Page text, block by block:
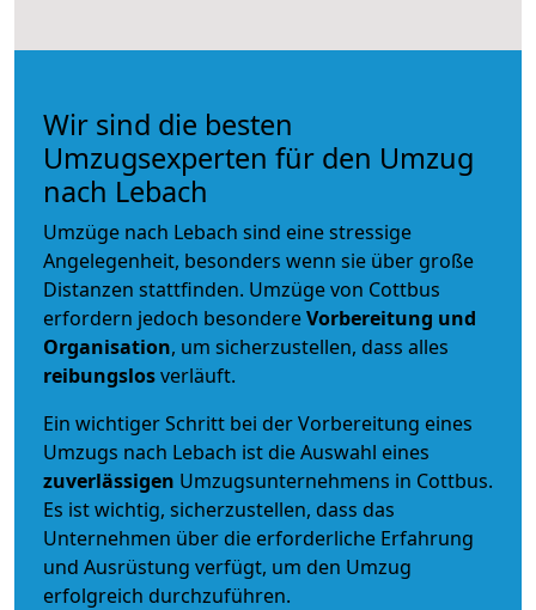
Wir sind die besten
Umzugsexperten für den Umzug
nach Lebach
Umzüge nach Lebach sind eine stressige
Angelegenheit, besonders wenn sie über große
Distanzen stattfinden. Umzüge von Cottbus
erfordern jedoch besondereVorbereitung und
Organisation, um sicherzustellen, dass alles
reibungslosverläuft.
Ein wichtiger Schritt bei der Vorbereitung eines
Umzugs nach Lebach ist die Auswahl eines
zuverlässigen Umzugsunternehmens in Cottbus.
Es ist wichtig, sicherzustellen, dass das
Unternehmen über die erforderliche Erfahrung
und Ausrüstung verfügt, um den Umzug
erfolgreich durchzuführen.